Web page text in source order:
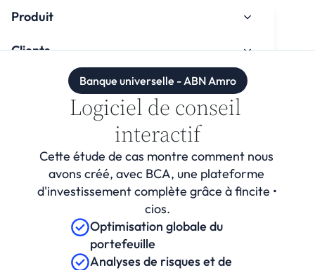
Produit
Clients
À propos de nous
Espace de connaissances
Intégration
Regarder le tutoriel d'intégration
Banque universelle - ABN Amro
Logiciel de conseil
interactif
Cette étude de cas montre comment nous
avons créé, avec BCA, une plateforme
d'investissement complète grâce à fincite •
cios.
Optimisation globale du
portefeuille
Analyses de risques et de